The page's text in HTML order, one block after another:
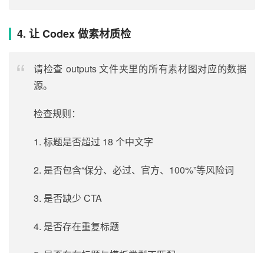
4. 让 Codex 做素材质检
请检查 outputs 文件夹里的所有素材图对应的数据
源。
检查规则：
1. 标题是否超过 18 个中文字
2. 是否包含“保分、必过、官方、100%”等风险词
3. 是否缺少 CTA
4. 是否存在重复标题